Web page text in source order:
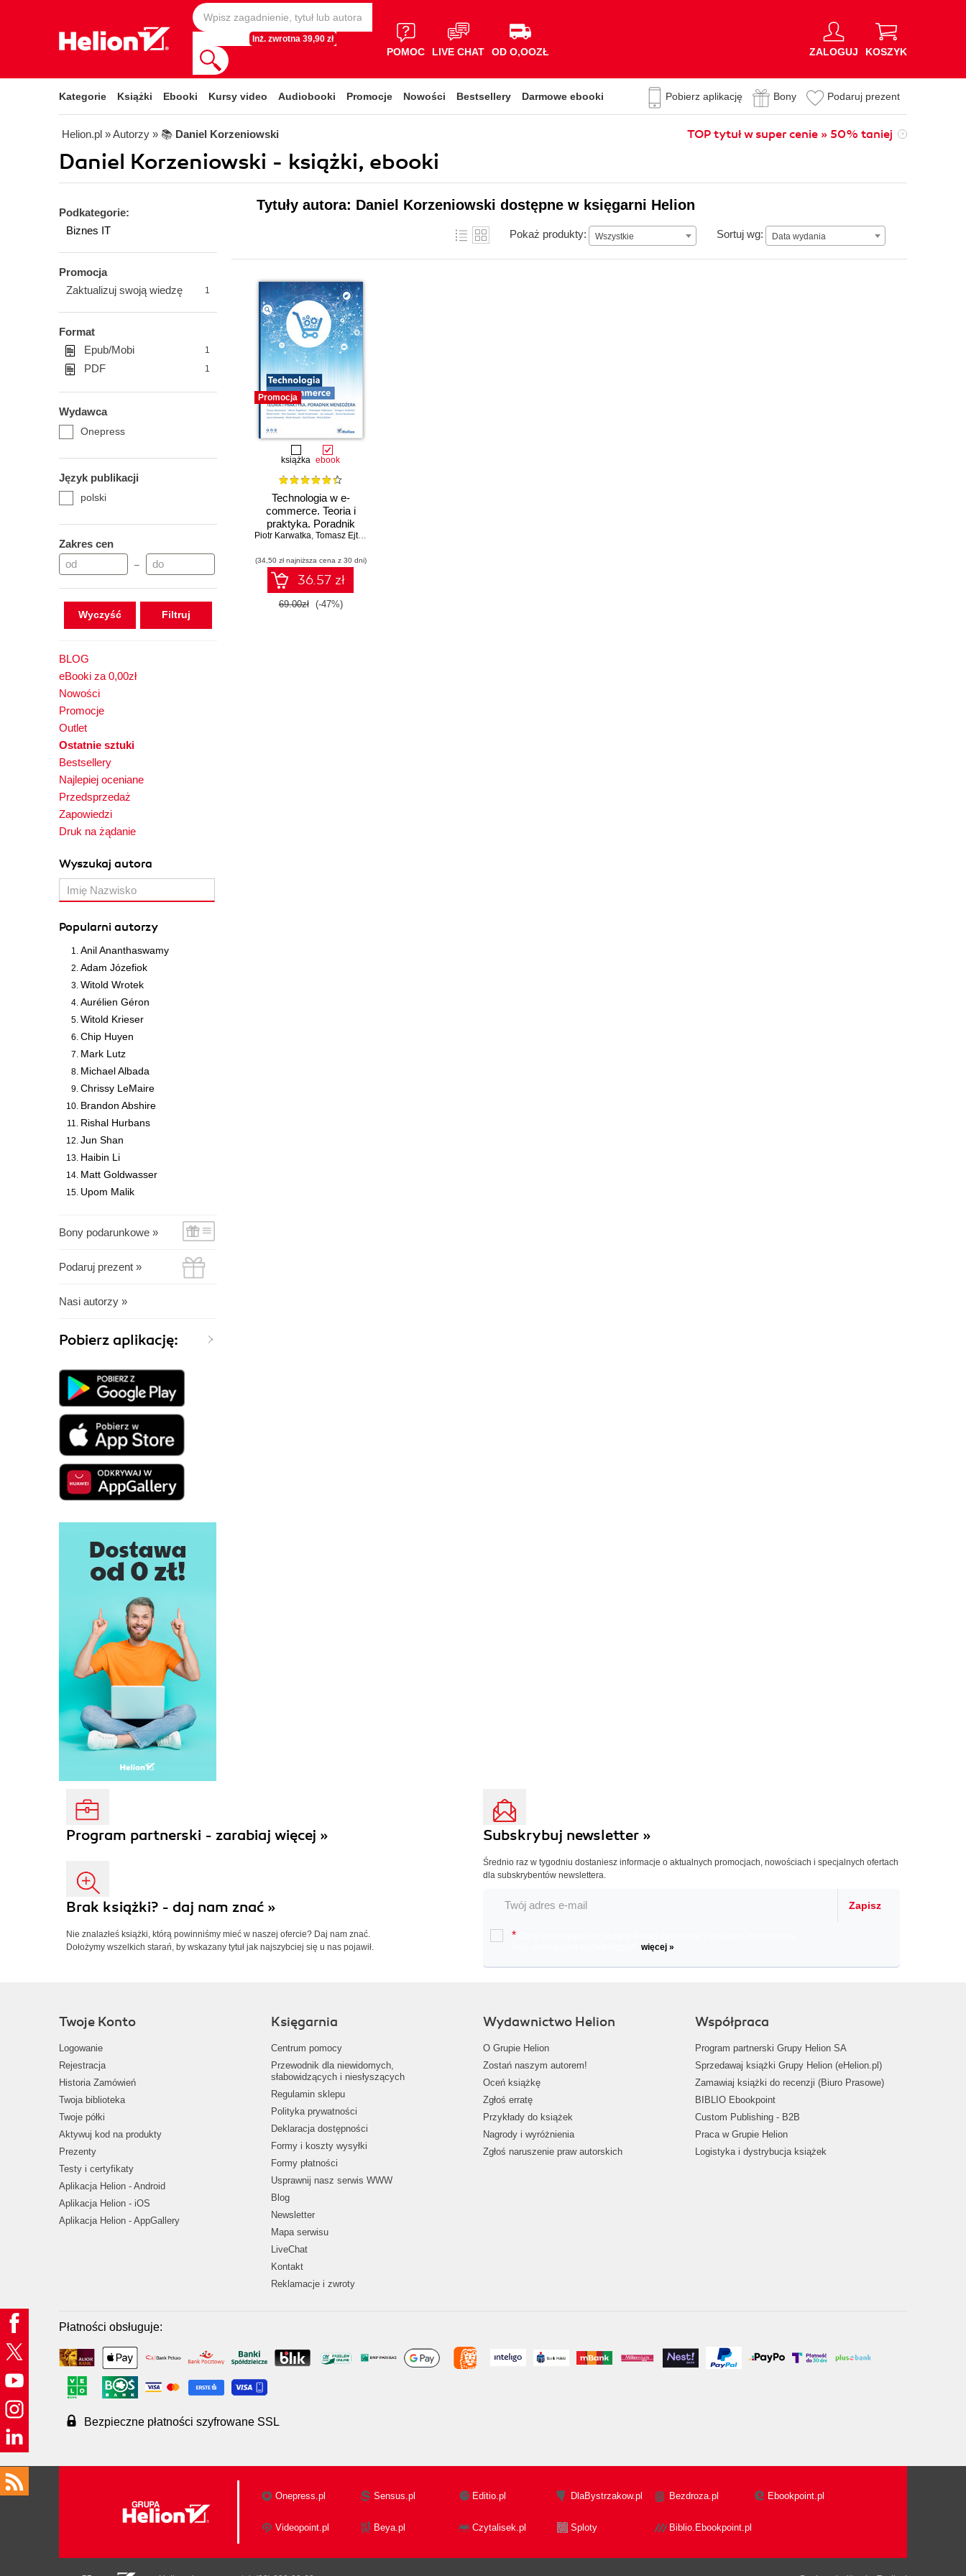
Inż. zwrotna 39,90 zł
POMOC LIVE CHAT OD O,OOZŁ ZALOGUJ KOSZYK
Kategorie Książki Ebooki Kursy video Audiobooki Promocje Nowości Bestsellery Darmowe ebooki Pobierz aplikację Bony Podaruj prezent
Helion.pl » Autorzy » 📚 Daniel Korzeniowski TOP tytuł w super cenie » 50% taniej
Daniel Korzeniowski - książki, ebooki
Podkategorie:
Biznes IT
Promocja
Zaktualizuj swoją wiedzę
1
Format
Epub/Mobi
1
PDF 1
Wydawca
Onepress
Język publikacji
polski
Zakres cen
–
Wyczyść
BLOG
eBooki za 0,00zł
Nowości
Promocje
Outlet
Ostatnie sztuki
Bestsellery
Najlepiej oceniane
Przedsprzedaż
Zapowiedzi
Druk na żądanie
Wyszukaj autora
Popularni autorzy
Anil Ananthaswamy
Adam Józefiok
Witold Wrotek
Aurélien Géron
Witold Krieser
Chip Huyen
Mark Lutz
Michael Albada
Chrissy LeMaire
Brandon Abshire
Rishal Hurbans
Jun Shan
Haibin Li
Matt Goldwasser
Upom Malik
Bony podarunkowe »
Podaruj prezent »
Nasi autorzy »
Pobierz aplikację:
Tytuły autora: Daniel Korzeniowski dostępne w księgarni Helion
Pokaż produkty: Wszystkie Sortuj wg: Data wydania
Data wydania
Promocja
książka ebook
Technologia w e-
commerce. Teoria i
praktyka. Poradnik
menedżera
Piotr Karwatka, Tomasz Ejtminowicz
(34,50 zł najniższa cena z 30 dni)
36.57 zł
69.00zł (-47%)
Program partnerski - zarabiaj więcej »
Brak książki? - daj nam znać »
Nie znalazłeś książki, którą powinniśmy mieć w naszej ofercie? Daj nam znać.
Dołożymy wszelkich starań, by wskazany tytuł jak najszybciej się u nas pojawił.
Subskrybuj newsletter »
Średnio raz w tygodniu dostaniesz informacje o aktualnych promocjach, nowościach i specjalnych ofertach
dla subskrybentów newslettera.
Zapisz
*
więcej »
Twoje Konto
Logowanie
Rejestracja
Historia Zamówień
Twoja biblioteka
Twoje półki
Aktywuj kod na produkty
Prezenty
Testy i certyfikaty
Aplikacja Helion - Android
Aplikacja Helion - iOS
Aplikacja Helion - AppGallery
Księgarnia
Centrum pomocy
Przewodnik dla niewidomych,
słabowidzących i niesłyszących
Regulamin sklepu
Polityka prywatności
Deklaracja dostępności
Formy i koszty wysyłki
Formy płatności
Usprawnij nasz serwis WWW
Blog
Newsletter
Mapa serwisu
LiveChat
Kontakt
Reklamacje i zwroty
Wydawnictwo Helion
O Grupie Helion
Zostań naszym autorem!
Oceń książkę
Zgłoś erratę
Przykłady do książek
Nagrody i wyróżnienia
Zgłoś naruszenie praw autorskich
Współpraca
Program partnerski Grupy Helion SA
Sprzedawaj książki Grupy Helion (eHelion.pl)
Zamawiaj książki do recenzji (Biuro Prasowe)
BIBLIO Ebookpoint
Custom Publishing - B2B
Praca w Grupie Helion
Logistyka i dystrybucja książek
Płatności obsługuje:
Bezpieczne płatności szyfrowane SSL
Onepress.pl Sensus.pl Editio.pl DlaBystrzakow.pl Bezdroza.pl Ebookpoint.pl
Videopoint.pl Beya.pl Czytalisek.pl Sploty Biblio.Ebookpoint.pl